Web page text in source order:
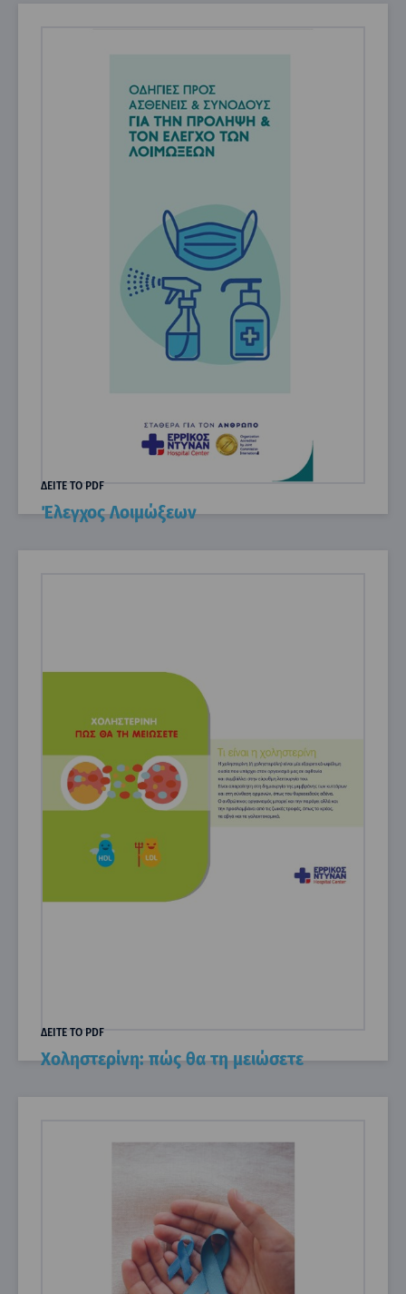
Έλεγχος Λοιμώξεων
ΔΕΙΤΕ ΤΟ PDF
Χοληστερίνη: πώς θα τη μειώσετε
ΔΕΙΤΕ ΤΟ PDF